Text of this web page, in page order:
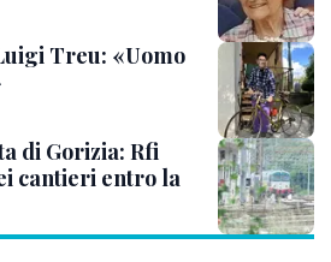
Treu: «Uomo
di Gorizia: Rfi
cantieri entro la